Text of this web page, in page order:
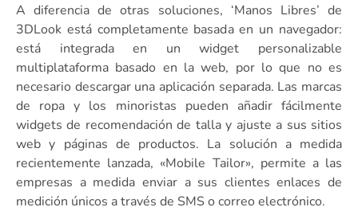
A diferencia de otras soluciones, ‘Manos Libres’ de
3DLook está completamente basada en un navegador:
está integrada en un widget personalizable
multiplataforma basado en la web, por lo que no es
necesario descargar una aplicación separada. Las marcas
de ropa y los minoristas pueden añadir fácilmente
widgets de recomendación de talla y ajuste a sus sitios
web y páginas de productos. La solución a medida
recientemente lanzada, «Mobile Tailor», permite a las
empresas a medida enviar a sus clientes enlaces de
medición únicos a través de SMS o correo electrónico.